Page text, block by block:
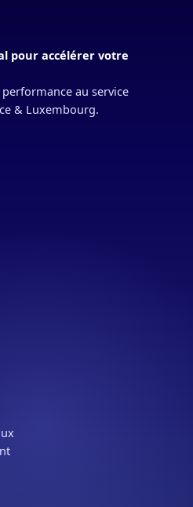
pour accélérer votre
au service
& Luxembourg.